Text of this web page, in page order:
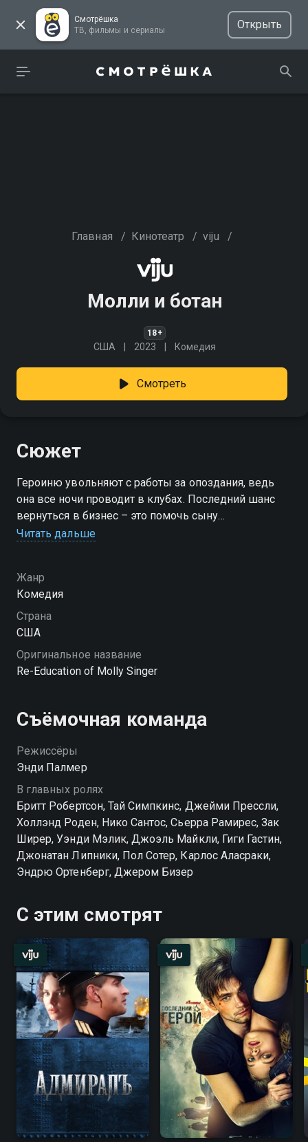
Смотрёшка
ТВ, фильмы и сериалы
Открыть
Главная / Кинотеатр / viju /
Молли и ботан
18+
США 2023 Комедия
Смотреть
Сюжет
Героиню увольняют с работы за опоздания, ведь
она все ночи проводит в клубах. Последний шанс
вернуться в бизнес – это помочь сыну
руководительницы фирмы влиться в коллектив
Читать дальше
Жанр
Комедия
Страна
США
Оригинальное название
Re-Education of Molly Singer
Съёмочная команда
Режиссёры
Энди Палмер
В главных ролях
Бритт Робертсон, Тай Симпкинс, Джейми Прессли,
Холлэнд Роден, Нико Сантос, Сьерра Рамирес, Зак
Ширер, Уэнди Мэлик, Джоэль Майкли, Гиги Гастин,
Джонатан Липники, Пол Сотер, Карлос Аласраки,
Эндрю Ортенберг, Джером Бизер
С этим смотрят